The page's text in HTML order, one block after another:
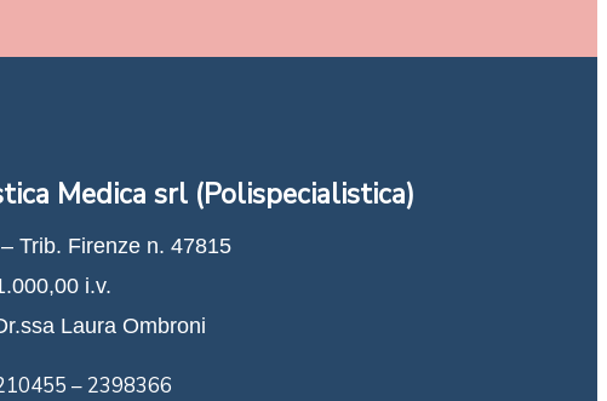
Medica srl (Polispecialistica)
Trib. Firenze n. 47815
i.v.
Laura Ombroni
– 2398366